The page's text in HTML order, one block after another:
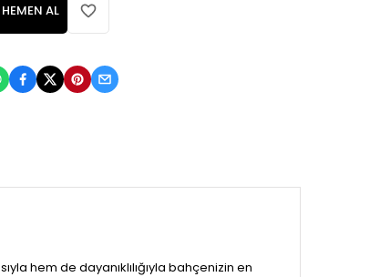
HEMEN AL
hem de dayanıklılığıyla bahçenizin en